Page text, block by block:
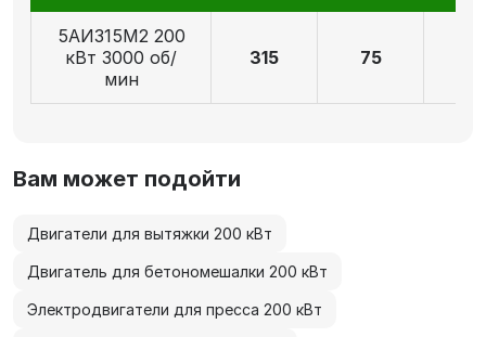
5АИ315M2 200
кВт 3000 об/
мин
315 75
Вам может подойти
Двигатели для вытяжки 200 кВт
Двигатель для бетономешалки 200 кВт
Электродвигатели для пресса 200 кВт